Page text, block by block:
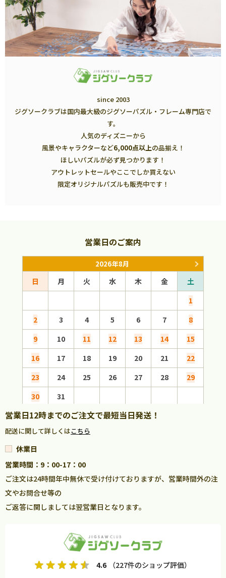
since 2003
ジグソークラブは国内最大級のジグソーパズル・フレーム専門店で
す。
人気のディズニーから
風景やキャラクターなど6,000点以上の品揃え！
ほしいパズルが必ず見つかります！
アウトレットセールやここでしか買えない
限定オリジナルパズルも販売中です！
営業日のご案内
2026年8月
日 月 火 水 木 金
土
1
2
3 4 5 6 7
8
9
10 11 12 13 14
15
16
17 18 19 20 21
22
23
24 25 26 27 28
29
30
31
営業日12時までのご注文で最短当日発送！
配送に関して詳しくはこちら
休業日
営業時間：9：00-17：00
ご注文は24時間年中無休で受け付けておりますが、営業時間外の注
文やお問合せ等の
ご返答に関しましては翌営業日となります。
4.6 （227件のショップ評価）